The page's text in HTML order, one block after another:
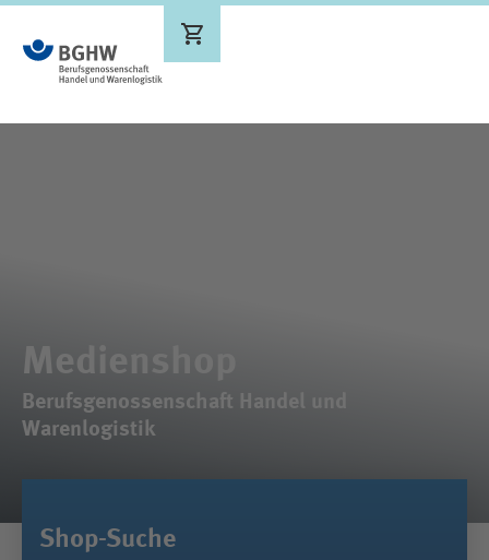
Ergebnisse werden aktualisiert
Medienshop
Berufsgenossenschaft Handel und
Warenlogistik
Shop-Suche